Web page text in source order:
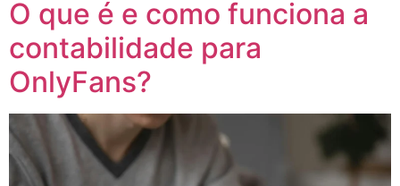
O que é e como funciona a
contabilidade para
OnlyFans?